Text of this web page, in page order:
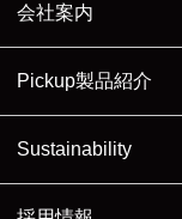
会社案内
Pickup製品紹介
Sustainability